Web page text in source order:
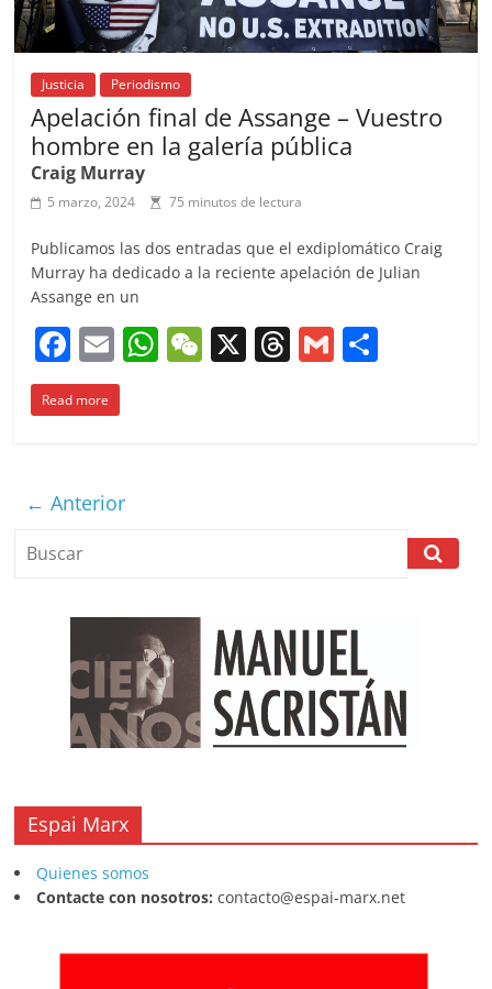
Justicia Periodismo
Apelación final de Assange – Vuestro
hombre en la galería pública
Craig Murray
5 marzo, 2024 75 minutos de lectura
Publicamos las dos entradas que el exdiplomático Craig
Murray ha dedicado a la reciente apelación de Julian
Assange en un
F
a
c
o
o
E
m
ai
W W X T G
Read more
← Anterior
Espai Marx
Quienes somos
Contacte con nosotros: contacto@espai-marx.net